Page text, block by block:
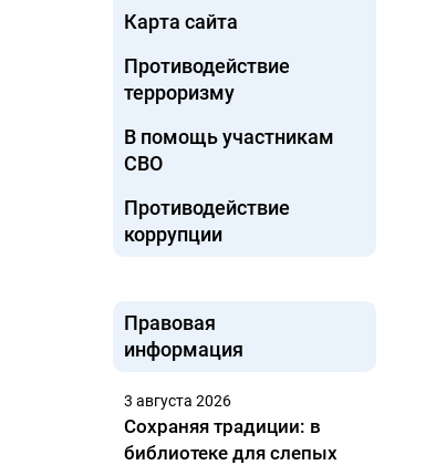
Карта сайта
Противодействие
терроризму
В помощь участникам
СВО
Противодействие
коррупции
Правовая
информация
3 августа 2026
Сохраняя традиции: в
библиотеке для слепых